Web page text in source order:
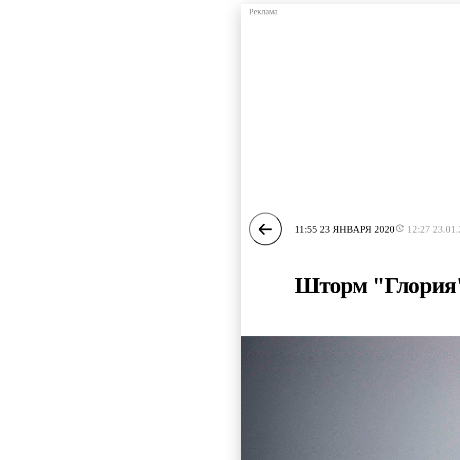
11:55 23 ЯНВАРЯ 2020 12:27
Шторм "Глория"